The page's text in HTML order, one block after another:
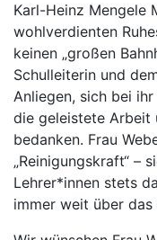
Karl-Heinz Mengele
wohlverdienten
keinen „großen
Schulleiterin und
Anliegen, sich bei
die geleistete Arbeit
bedanken. Frau
„Reinigungskraft“ –
Lehrer*innen stets
immer weit über